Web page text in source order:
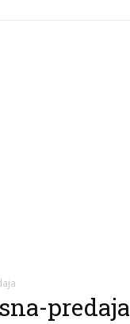
predaja